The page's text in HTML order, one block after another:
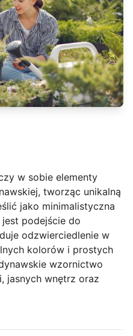
w sobie elementy
tworząc unikalną
jako minimalistyczna
podejście do
odzwierciedlenie w
kolorów i prostych
wzornictwo
jasnych wnętrz oraz